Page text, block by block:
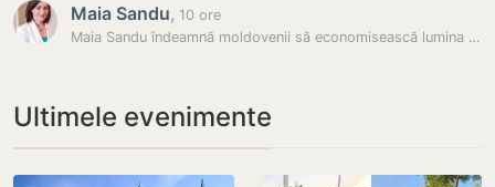
Maia Sandu, 10 ore
Maia Sandu îndeamnă moldovenii să economisească lumina și apa:…
Ultimele evenimente